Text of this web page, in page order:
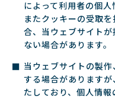
によって利用者の個人
またクッキーの受取
合、当ウェブサイト
ない場合があります。
当ウェブサイトの製
する場合があります
たしており、個人情